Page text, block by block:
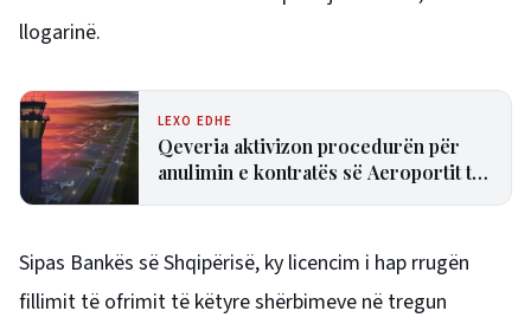
llogarinë.
LEXO EDHE
Qeveria aktivizon procedurën për
anulimin e kontratës së Aeroportit të
Sipas Bankës së Shqipërisë, ky licencim i hap rrugën
fillimit të ofrimit të këtyre shërbimeve në tregun